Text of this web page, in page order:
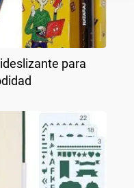
para